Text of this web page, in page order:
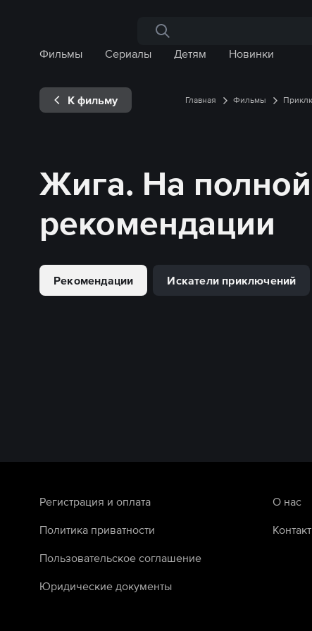
Поиск по сайту
Фильмы
Сериалы Детям Новинки
К фильму Главная Фильмы
Жига. На полной
рекомендации
Рекомендации Искатели приключений
Регистрация и оплата
Политика приватности
Пользовательское соглашение
Юридические документы
О нас